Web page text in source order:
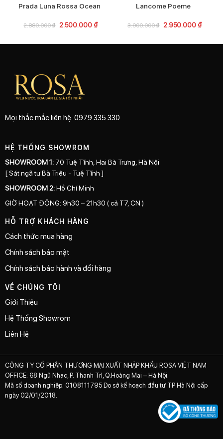
Prada Luna Rossa Ocean
2.880.000₫ 2.500.000 ₫
Lancome Poeme
3.900.000₫ 2.950.000 ₫
Mọi thắc mắc liên hệ: 0979 335 330
HỆ THỐNG SHOWROM
SHOWROOM 1: 70 Tuệ Tĩnh, Hai Bà Trưng, Hà Nội
[ Sát ngã tư Bà Triệu - Tuệ Tĩnh ]
SHOWROOM 2:Hồ Chí Minh
GIỜ HOẠT ĐỘNG: 9h30 – 21h30 ( cả T7, CN )
HỖ TRỢ KHÁCH HÀNG
Cách thức mua hàng
Chính sách bảo mật
Chính sách bảo hành và đổi hàng
VỀ CHÚNG TÔI
Giới Thiệu
Hệ Thống Showrom
Liên Hệ
CÔNG TY CỔ PHẦN THƯƠNG MẠI XUẤT NHẬP KHẨU ROSA VIỆT NAM
OFFICE: 68 Ngũ Nhạc, P. Thanh Trì, Q.Hoàng Mai – Hà Nội.
Mã số doanh nghiệp: 0108111795 Do sở kế hoạch đầu tư TP Hà Nội cấp
ngày 02/01/2018.